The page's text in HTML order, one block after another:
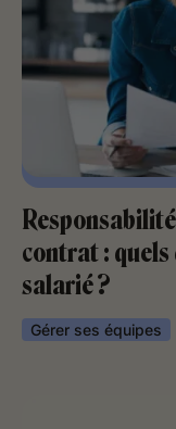
contrat :
salarié ?
Gérer ses équipes